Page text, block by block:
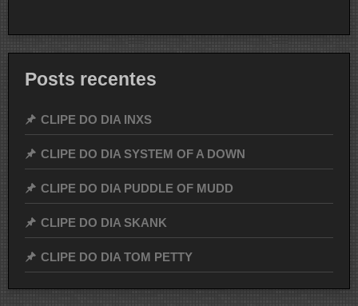
Posts recentes
CLIPE DO DIA INXS
CLIPE DO DIA SYSTEM OF A DOWN
CLIPE DO DIA PUDDLE OF MUDD
CLIPE DO DIA SKANK
CLIPE DO DIA TOM PETTY